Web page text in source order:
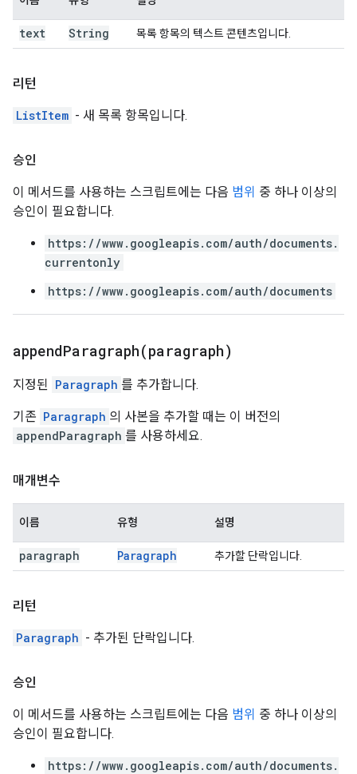
text String 목록 항목의 텍스트 콘텐츠입니다.
리턴
ListItem - 새 목록 항목입니다.
승인
이 메서드를 사용하는 스크립트에는 다음 범위 중 하나 이상의
승인이 필요합니다.
https://www.googleapis.com/auth/documents.
currentonly
https://www.googleapis.com/auth/documents
appendParagraph(paragraph)
지정된 Paragraph 를 추가합니다.
기존 Paragraph 의 사본을 추가할 때는 이 버전의
appendParagraph 를 사용하세요.
매개변수
이름 유형 설명
paragraph Paragraph 추가할 단락입니다.
리턴
Paragraph - 추가된 단락입니다.
승인
이 메서드를 사용하는 스크립트에는 다음 범위 중 하나 이상의
승인이 필요합니다.
https://www.googleapis.com/auth/documents.